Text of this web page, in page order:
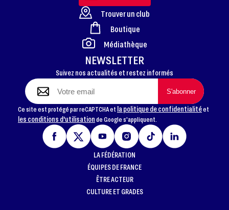
FOOTER
NEWSLETTER
Suivez nos actualités et restez informés
Ce site est protégé par reCAPTCHA et la politique de confidentialitéet
les conditions d'utilisationde Google s'appliquent.
Trouver un club
Boutique
Médiathèque
LA FÉDÉRATION
ÉQUIPES DE FRANCE
ÊTRE ACTEUR
CULTURE ET GRADES